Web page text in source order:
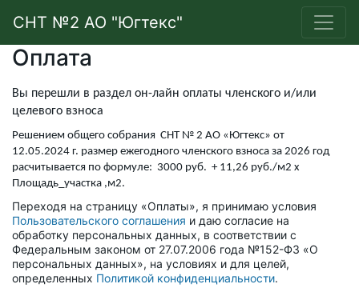
СНТ №2 АО "Югтекс"
Оплата
Вы перешли в раздел он-лайн оплаты членского и/или
целевого взноса
Решением общего собрания СНТ № 2 АО «Югтекс» от
12.05.2024 г. размер ежегодного членского взноса за 2026 год
расчитывается по формуле: 3000 руб. + 11,26 руб./м2 х
Площадь_участка ,м2.
Переходя на страницу «Оплаты», я принимаю условия
Пользовательского соглашения и даю согласие на
обработку персональных данных, в соответствии с
Федеральным законом от 27.07.2006 года №152-ФЗ «О
персональных данных», на условиях и для целей,
определенных Политикой конфиденциальности.